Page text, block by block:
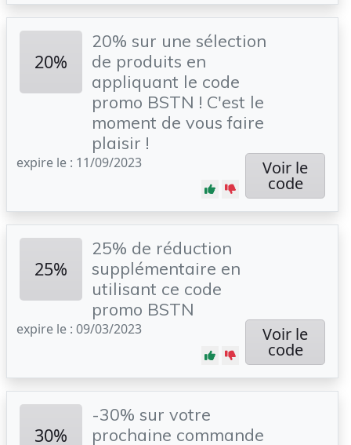
20%
20% sur une sélection
de produits en
appliquant le code
promo BSTN ! C'est le
moment de vous faire
plaisir !
expire le : 11/09/2023 Voir le
code
25%
25% de réduction
supplémentaire en
utilisant ce code
promo BSTN
expire le : 09/03/2023 Voir le
code
30%
-30% sur votre
prochaine commande